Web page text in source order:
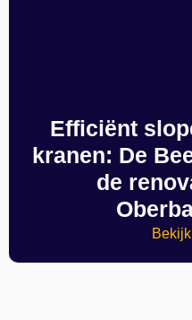
Efficiënt
kranen: De
de